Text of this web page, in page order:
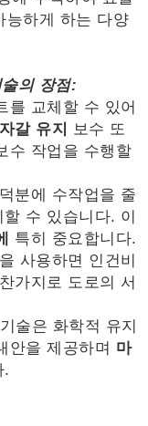
능하게 하는 다양
의 장점:
를 교체할 수 있어
자갈 유지
보수 또
수 작업을 수행할
분에 수작업을 줄
수 있습니다. 이
특히 중요합니다.
사용하면 인건비
가지로 도로의 서
술은 화학적 유지
안을 제공하며 마
.